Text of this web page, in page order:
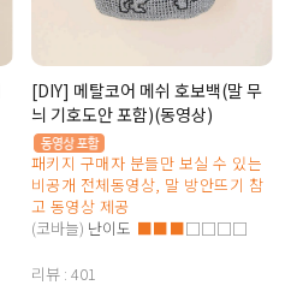
[DIY] 메탈코어 메쉬 호보백(말 무
늬 기호도안 포함)(동영상)
패키지 구매자 분들만 보실 수 있는
비공개 전체동영상, 말 방안뜨기 참
고 동영상 제공
(코바늘) 난이도 ■■■□□□□
리뷰 : 401